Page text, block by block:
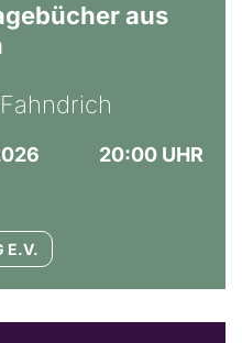
aus
20:00 UHR
E.V.